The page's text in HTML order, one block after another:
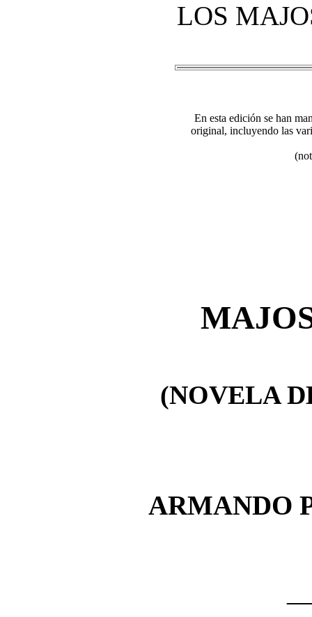
LOS
En esta edición se han
original, incluyendo las
(NOVELA
ARMANDO